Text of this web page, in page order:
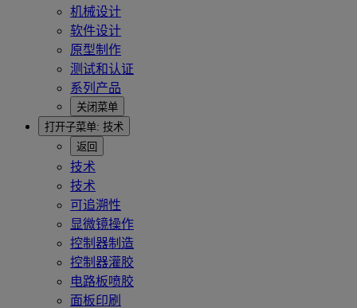
机械设计
软件设计
原型制作
测试和认证
系列产品
关闭菜单
打开子菜单: 技术
返回
技术
技术
可追溯性
显微镜操作
控制器制造
控制器灌胶
电路板喷胶
面板印刷